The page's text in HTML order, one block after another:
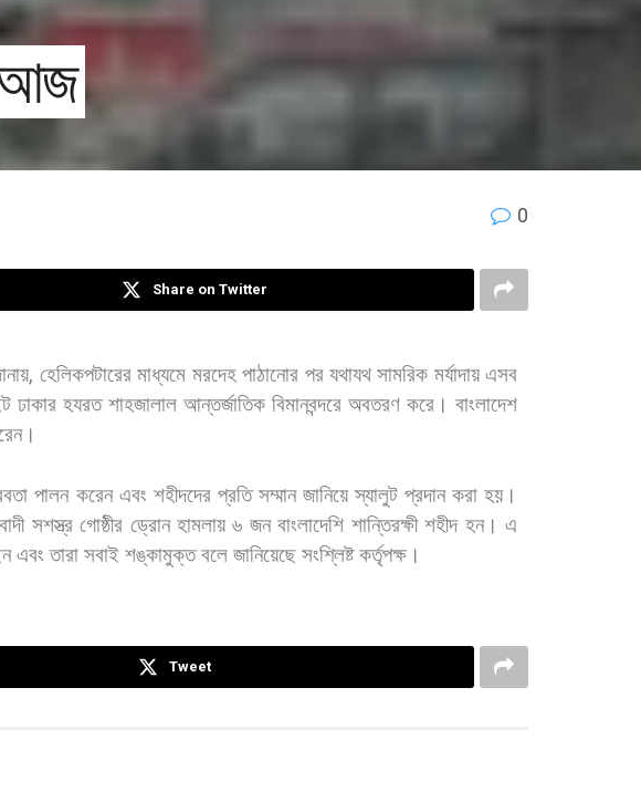
আজ
0
Share on Twitter
, হেলিকপটারের মাধ্যমে মরদেহ পাঠানোর পর যথাযথ সামরিক মর্যাদায় এসব
ঢাকার হযরত শাহজালাল আন্তর্জাতিক বিমানবন্দরে অবতরণ করে। বাংলাদেশ
পালন করেন এবং শহীদদের প্রতি সম্মান জানিয়ে স্যালুট প্রদান করা হয়।
সশস্ত্র গোষ্ঠীর ড্রোন হামলায় ৬ জন বাংলাদেশি শান্তিরক্ষী শহীদ হন। এ
এবং তারা সবাই শঙ্কামুক্ত বলে জানিয়েছে সংশ্লিষ্ট কর্তৃপক্ষ।
Tweet